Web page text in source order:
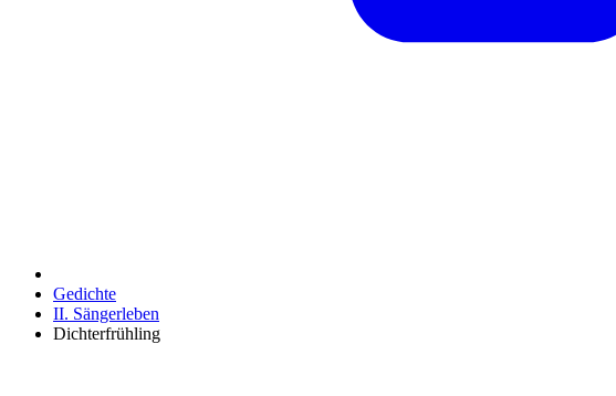
Gedichte
II. Sängerleben
Dichterfrühling